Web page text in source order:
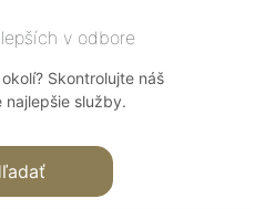
v odbore
Skontrolujte náš
služby.